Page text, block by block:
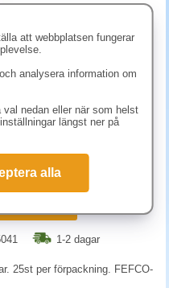
(inkl. moms)
1-2 dagar
25st per förpackning. FEFCO-
att webbplatsen fungerar
analysera information om
val nedan eller när som helst
längst ner på
alla